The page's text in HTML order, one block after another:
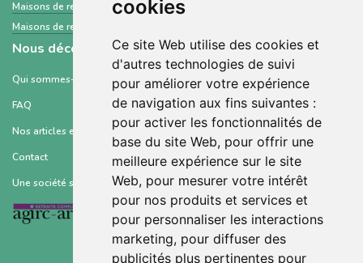
cookies
Ce site Web utilise des cookies et
d'autres technologies de suivi
pour améliorer votre expérience
de navigation aux fins suivantes :
pour activer les fonctionnalités de
base du site Web, pour offrir une
meilleure expérience sur le site
Web, pour mesurer votre intérêt
pour nos produits et services et
pour personnaliser les interactions
marketing, pour diffuser des
publicités plus pertinentes pour
Maisons de retraite et Ehpad
Seine-et-Marne
Maisons de retraite et Ehpad
Nous découvrir
Qui sommes-nous ?
FAQ
Nos articles et ressources
Contact
Une société soutenue par :